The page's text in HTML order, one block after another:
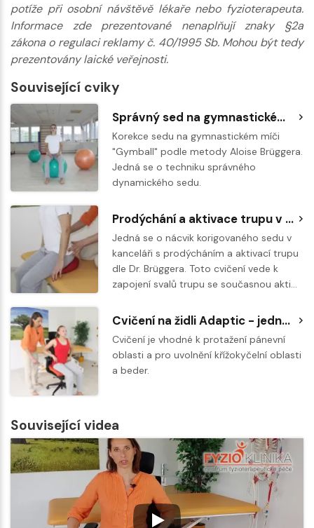
potíže při osobní návštěvě lékaře nebo fyzioterapeuta.
Informace zde prezentované nenaplňují znaky §2a
zákona o regulaci reklamy č. 40/1995 Sb. Mohou být tedy
prezentovány laické veřejnosti.
Související cviky
Správný sed na gymnastickém míči - Brüggerův koncept
Korekce sedu na gymnastickém míči
"Gymball" podle metody Aloise Brüggera.
Jedná se o techniku správného
dynamického sedu.
Prodýchání a aktivace trupu v korigovaném sedu dle Brüggera
Jedná se o nácvik korigovaného sedu v
kanceláři s prodýcháním a aktivací trupu
dle Dr. Brüggera. Toto cvičení vede k
zapojení svalů trupu se současnou akti…
Cvičení na židli Adaptic - jednostranné pádlování
Cvičení je vhodné k protažení pánevní
oblasti a pro uvolnění křížokyčelní oblasti
a beder.
Související videa